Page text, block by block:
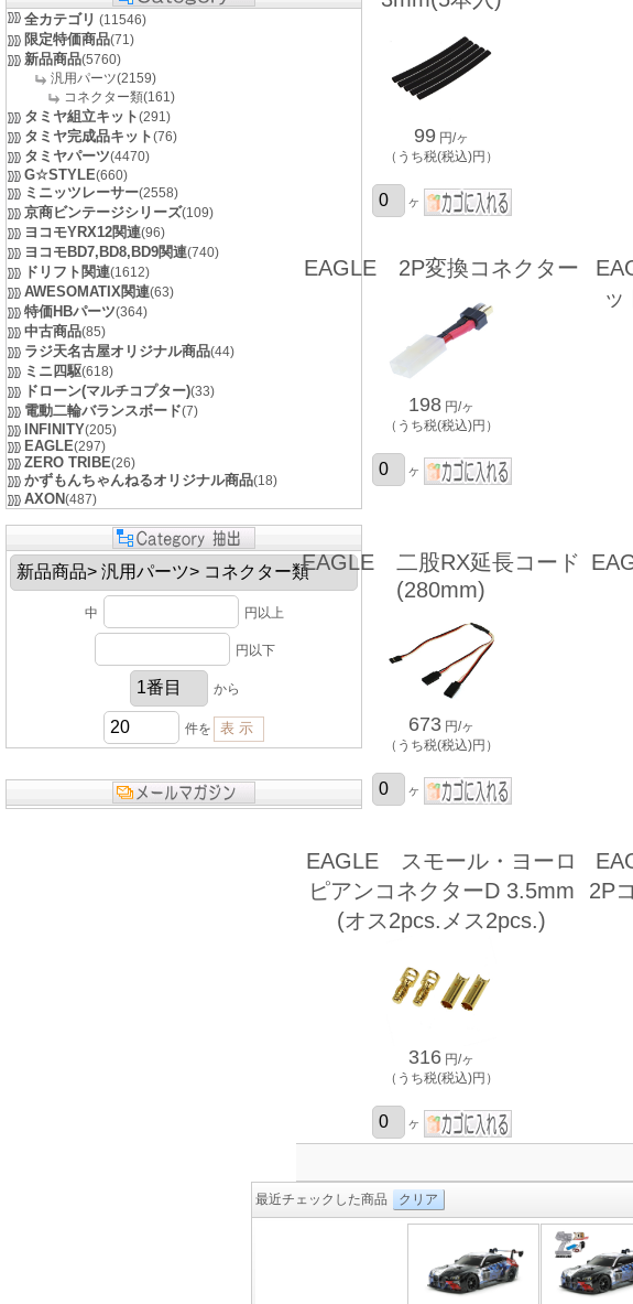
全カテゴリ (11546)
限定特価商品(71)
新品商品(5760)
汎用パーツ(2159)
コネクター類(161)
タミヤ組立キット(291)
タミヤ完成品キット(76)
タミヤパーツ(4470)
G☆STYLE(660)
ミニッツレーサー(2558)
京商ビンテージシリーズ(109)
ヨコモYRX12関連(96)
ヨコモBD7,BD8,BD9関連(740)
ドリフト関連(1612)
AWESOMATIX関連(63)
特価HBパーツ(364)
中古商品(85)
ラジ天名古屋オリジナル商品(44)
ミニ四駆(618)
ドローン(マルチコプター)(33)
電動二輪バランスボード(7)
INFINITY(205)
EAGLE(297)
ZERO TRIBE(26)
かずもんちゃんねるオリジナル商品(18)
AXON(487)
中 円以上
円以下
から
件を
99 円/ヶ
（うち税(税込)円）
ヶ
EAGLE 2P変換コネクター
198 円/ヶ
（うち税(税込)円）
ヶ
ッ
EAGLE 二股RX延長コード
(280mm)
673 円/ヶ
（うち税(税込)円）
ヶ
EAGLE スモール・ヨーロ
ピアンコネクターD 3.5mm
(オス2pcs.メス2pcs.)
316 円/ヶ
（うち税(税込)円）
ヶ
2P
最近チェックした商品 クリア